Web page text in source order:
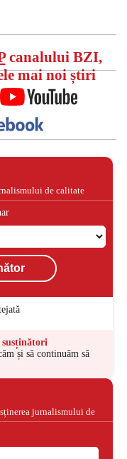
canalului BZI,
mai noi știri
de calitate
și să continuăm să
jurnalismului de